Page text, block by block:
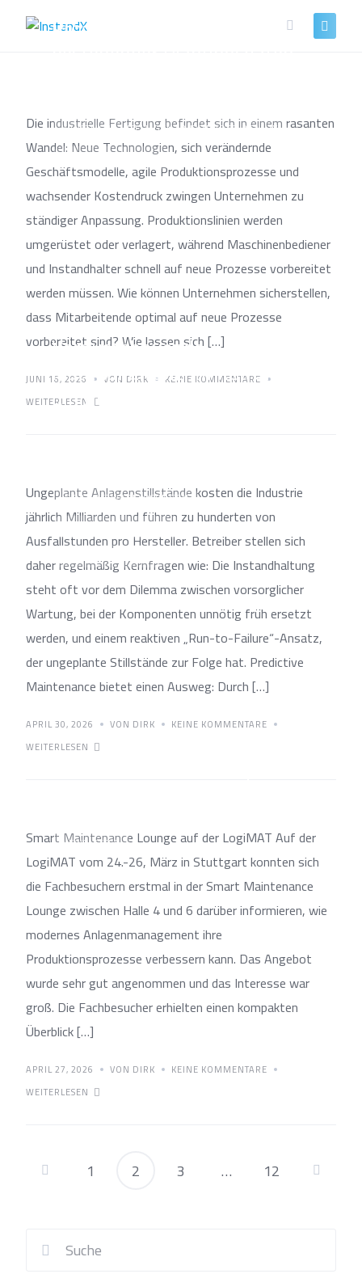
KÜNSTLICHE INTELLIGENZ & EXTENDED REALITY
SMART MAINTENANCE
Produktion auf Basis
Die industrielle Fertigung befindet sich in einem rasanten
Wandel: Neue Technologien, sich verändernde
Geschäftsmodelle, agile Produktionsprozesse und
wachsender Kostendruck zwingen Unternehmen zu
ständiger Anpassung. Produktionslinien werden
umgerüstet oder verlagert, während Maschinenbediener
und Instandhalter schnell auf neue Prozesse vorbereitet
werden müssen. Wie können Unternehmen sicherstellen,
dass Mitarbeitende optimal auf neue Prozesse
vorbereitet sind? Wie lassen sich […]
JUNI 16, 2026 VON DIRK
KEINE KOMMENTARE
WEITERLESEN
IOT & SOFTWARELÖSUNGEN
Vorausschauende
Instandhaltung im Retrofit:
Ein Proof of Concept aus dem
Ungeplante Anlagenstillstände kosten die Industrie
jährlich Milliarden und führen zu hunderten von
Ausfallstunden pro Hersteller. Betreiber stellen sich
daher regelmäßig Kernfragen wie: Die Instandhaltung
steht oft vor dem Dilemma zwischen vorsorglicher
Wartung, bei der Komponenten unnötig früh ersetzt
werden, und einem reaktiven „Run-to-Failure“-Ansatz,
der ungeplante Stillstände zur Folge hat. Predictive
Maintenance bietet einen Ausweg: Durch […]
APRIL 30, 2026 VON DIRK
KEINE KOMMENTARE
WEITERLESEN
NEWSLETTER
Smart Maintenance Lounge auf der LogiMAT Auf der
LogiMAT vom 24.-26, März in Stuttgart konnten sich
die Fachbesuchern erstmal in der Smart Maintenance
Lounge zwischen Halle 4 und 6 darüber informieren, wie
modernes Anlagenmanagement ihre
Produktionsprozesse verbessern kann. Das Angebot
wurde sehr gut angenommen und das Interesse war
groß. Die Fachbesucher erhielten einen kompakten
Überblick […]
APRIL 27, 2026 VON DIRK
KEINE KOMMENTARE
WEITERLESEN
1 2 3 … 12